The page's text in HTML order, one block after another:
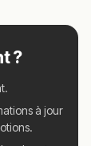
?
à jour